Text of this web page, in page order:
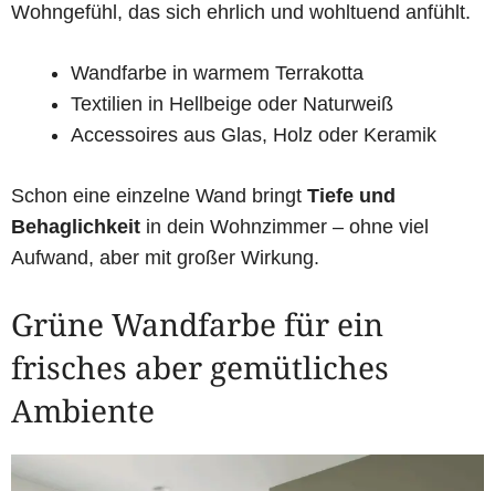
Wohngefühl, das sich ehrlich und wohltuend anfühlt.
Wandfarbe in warmem Terrakotta
Textilien in Hellbeige oder Naturweiß
Accessoires aus Glas, Holz oder Keramik
Schon eine einzelne Wand bringt Tiefe und
Behaglichkeit in dein Wohnzimmer – ohne viel
Aufwand, aber mit großer Wirkung.
Grüne Wandfarbe für ein
frisches aber gemütliches
Ambiente